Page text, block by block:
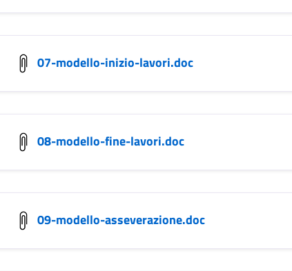
07-modello-inizio-lavori.doc
08-modello-fine-lavori.doc
09-modello-asseverazione.doc